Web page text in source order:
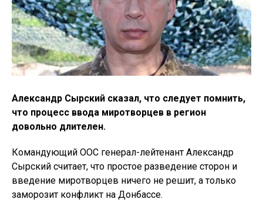
Александр Сырский сказал, что следует помнить,
что процесс ввода миротворцев в регион
довольно длителен.
Командующий ООС генерал-лейтенант Александр
Сырский считает, что простое разведение сторон и
введение миротворцев ничего не решит, а только
заморозит конфликт на Донбассе.